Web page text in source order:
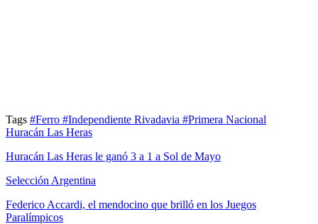
Tags #Ferro #Independiente Rivadavia #Primera Nacional
Huracán Las Heras
Huracán Las Heras le ganó 3 a 1 a Sol de Mayo
Selección Argentina
Federico Accardi, el mendocino que brilló en los Juegos
Paralímpicos